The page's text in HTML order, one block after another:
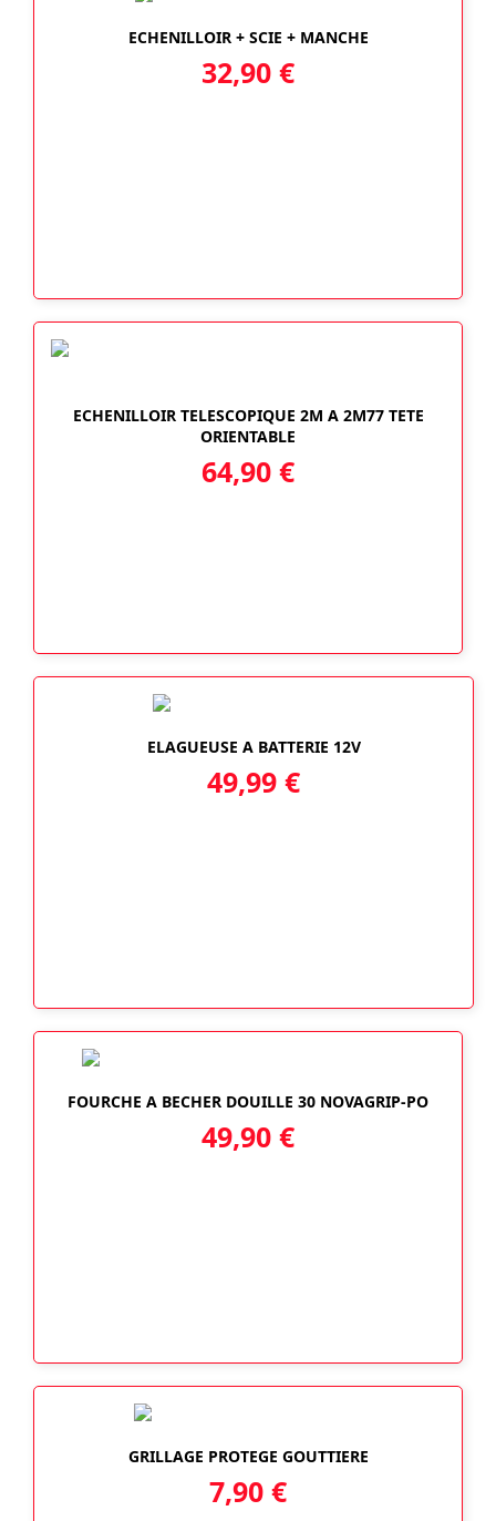
ECHENILLOIR + SCIE + MANCHE
32,90 €
ECHENILLOIR TELESCOPIQUE 2M A 2M77 TETE
ORIENTABLE
64,90 €
ELAGUEUSE A BATTERIE 12V
49,99 €
FOURCHE A BECHER DOUILLE 30 NOVAGRIP-PO
49,90 €
GRILLAGE PROTEGE GOUTTIERE
7,90 €